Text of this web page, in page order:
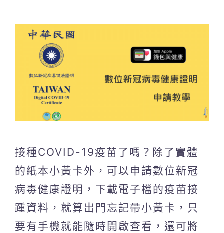
接種COVID-19疫苗了嗎？除了實體
的紙本小黃卡外，可以申請數位新冠
病毒健康證明，下載電子檔的疫苗接
踵資料，就算出門忘記帶小黃卡，只
要有手機就能隨時開啟查看，還可將